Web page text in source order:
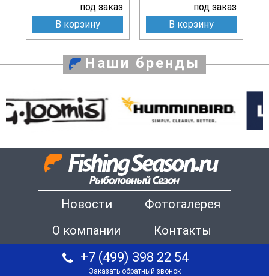
под заказ
В корзину
под заказ
В корзину
Наши бренды
Новости
Фотогалерея
О компании
Контакты
+7 (499) 398 22 54
Заказать обратный звонок